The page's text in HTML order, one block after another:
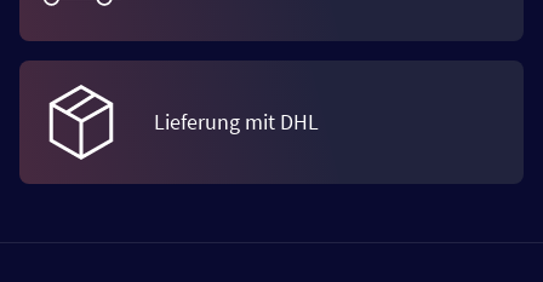
Lieferung mit DHL